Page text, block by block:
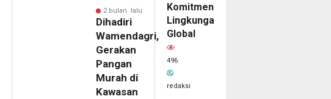
2 bulan lalu
Dihadiri
Wamendagri,
Gerakan
Pangan
Murah di
Kawasan
Komitmen
Lingkungan
Global
496
redaksi